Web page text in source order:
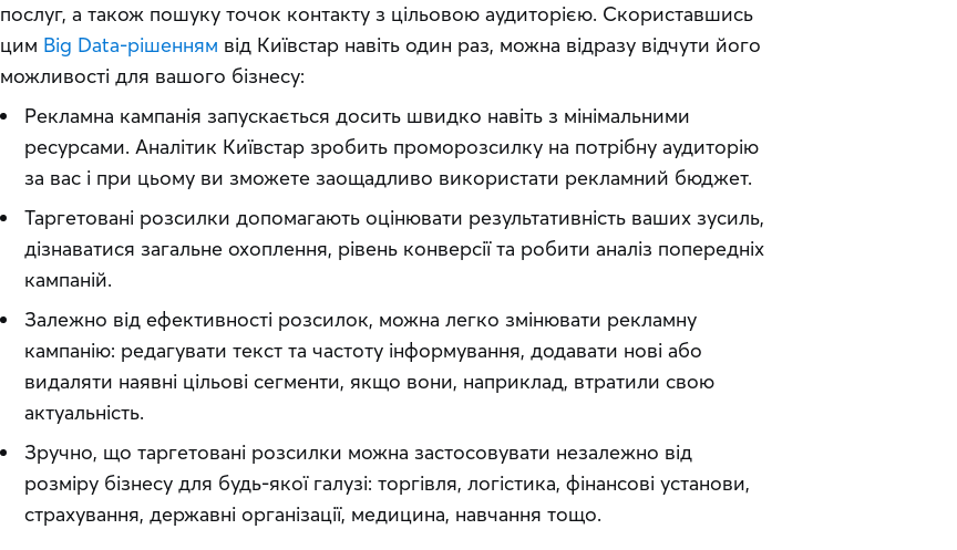
послуг, а також пошуку точок контакту з цільовою аудиторією. Скориставшись
цим Big Data-рішенням від Київстар навіть один раз, можна відразу відчути його
можливості для вашого бізнесу:
Рекламна кампанія запускається досить швидко навіть з мінімальними
ресурсами. Аналітик Київстар зробить проморозсилку на потрібну аудиторію
за вас і при цьому ви зможете заощадливо використати рекламний бюджет.
Таргетовані розсилки допомагають оцінювати результативність ваших зусиль,
дізнаватися загальне охоплення, рівень конверсії та робити аналіз попередніх
кампаній.
Залежно від ефективності розсилок, можна легко змінювати рекламну
кампанію: редагувати текст та частоту інформування, додавати нові або
видаляти наявні цільові сегменти, якщо вони, наприклад, втратили свою
актуальність.
Зручно, що таргетовані розсилки можна застосовувати незалежно від
розміру бізнесу для будь-якої галузі: торгівля, логістика, фінансові установи,
страхування, державні організації, медицина, навчання тощо.